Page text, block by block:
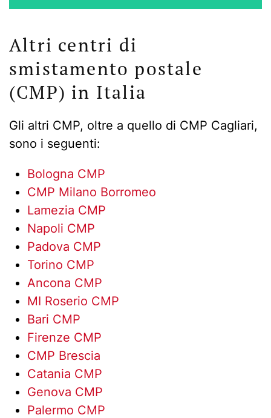
Altri centri di
smistamento postale
(CMP) in Italia
Gli altri CMP, oltre a quello di CMP Cagliari,
sono i seguenti:
Bologna CMP
CMP Milano Borromeo
Lamezia CMP
Napoli CMP
Padova CMP
Torino CMP
Ancona CMP
MI Roserio CMP
Bari CMP
Firenze CMP
CMP Brescia
Catania CMP
Genova CMP
Palermo CMP